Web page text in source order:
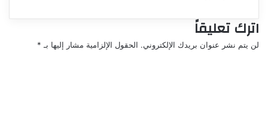
اترك تعليقاً
لن يتم نشر عنوان بريدك الإلكتروني. الحقول الإلزامية مشار إليها بـ *